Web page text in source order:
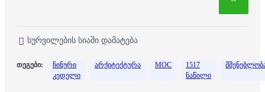
სურვილების სიაში დამატება
თეგები:
ჩინური
კედელი
არქიტექტურა MOC
1517
ნაწილი